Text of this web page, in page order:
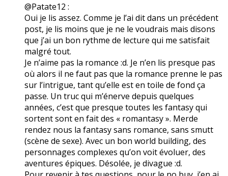
@Patate12 :
Oui je lis assez. Comme je l’ai dit dans un précédent
post, je lis moins que je ne le voudrais mais disons
que j’ai un bon rythme de lecture qui me satisfait
malgré tout.
Je n’aime pas la romance :d. Je n’en lis presque pas
où alors il ne faut pas que la romance prenne le pas
sur l’intrigue, tant qu’elle est en toile de fond ça
passe. Un truc qui m’énerve depuis quelques
années, c’est que presque toutes les fantasy qui
sortent sont en fait des « romantasy ». Merde
rendez nous la fantasy sans romance, sans smutt
(scène de sexe). Avec un bon world building, des
personnages complexes qu’on voit évoluer, des
aventures épiques. Désolée, je divague :d.